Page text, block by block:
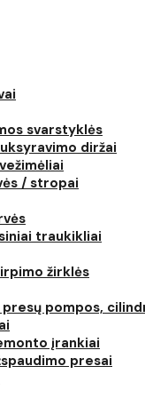
svarstyklės
diržai
/ stropai
traukikliai
žirklės
pompos,
įrankiai
presai